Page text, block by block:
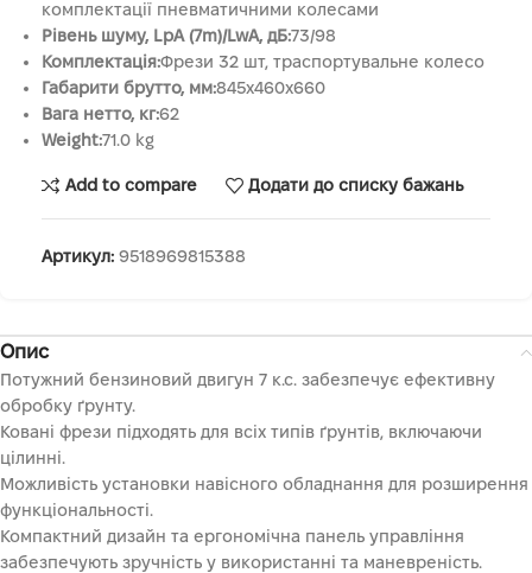
комплектації пневматичними колесами
Рівень шуму, LpA (7m)/LwA, дБ:73/98
Комплектація:Фрези 32 шт, траспортувальне колесо
Габарити брутто, мм:845x460x660
Вага нетто, кг:62
Weight:71.0 kg
Add to compare Додати до списку бажань
Артикул: 9518969815388
Опис
Потужний бензиновий двигун 7 к.с. забезпечує ефективну
обробку ґрунту.
Ковані фрези підходять для всіх типів ґрунтів, включаючи
цілинні.
Можливість установки навісного обладнання для розширення
функціональності.
Компактний дизайн та ергономічна панель управління
забезпечують зручність у використанні та маневреність.